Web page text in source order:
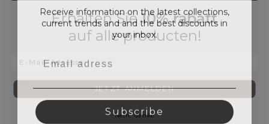
Home /
VTWONEN
vtwonen Bold Stripe Bettwäsche -
Erhalten Sie10% rabatt
auf alle producten!
JETZT ANMELDEN
Nein, danke
Receive information on the latest collections,
current trends and and the best discounts in
your inbox.
Subscribe